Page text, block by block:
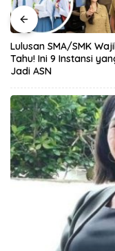
Lulusan SMA/SMK
Tahu! Ini 9 Instansi
Jadi ASN